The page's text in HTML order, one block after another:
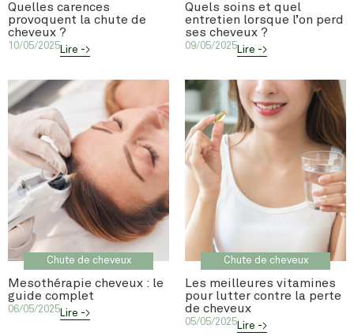
Quelles carences
provoquent la chute de
cheveux ?
10/05/2025Lire ->
Quels soins et quel
entretien lorsque l’on perd
ses cheveux ?
09/05/2025Lire ->
Chute de cheveux
Mesothérapie cheveux : le
guide complet
06/05/2025Lire ->
Chute de cheveux
Les meilleures vitamines
pour lutter contre la perte
de cheveux
05/05/2025Lire ->